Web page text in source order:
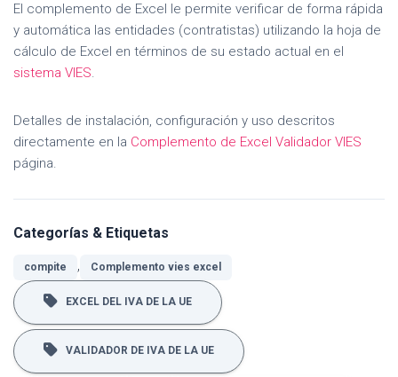
El complemento de Excel le permite verificar de forma rápida
y automática las entidades (contratistas) utilizando la hoja de
cálculo de Excel en términos de su estado actual en el
sistema VIES.
Detalles de instalación, configuración y uso descritos
directamente en la Complemento de Excel Validador VIES
página.
Categorías & Etiquetas
compite , Complemento vies excel
EXCEL DEL IVA DE LA UE
VALIDADOR DE IVA DE LA UE